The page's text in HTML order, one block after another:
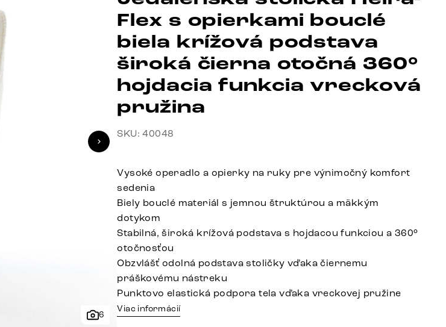
6
Flex s opierkami bouclé
biela krížová podstava
široká čierna otočná 360°
hojdacia funkcia vrecková
pružina
SKU: 40048
Vysoké operadlo a opierky na ruky pre výnimočný komfort
sedenia
Biely bouclé materiál s jemnou štruktúrou a mäkkým
dotykom
Stabilná, široká krížová podstava s hojdacou funkciou a 360°
otočnosťou
Obzvlášť odolná podstava stoličky vďaka čiernemu
práškovému nástreku
Punktovo elastická podpora tela vďaka vreckovej pružine
Viac informácií